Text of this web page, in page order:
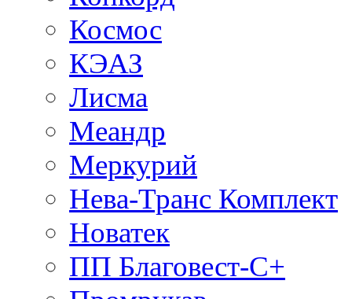
Космос
КЭАЗ
Лисма
Меандр
Меркурий
Нева-Транс Комплект
Новатек
ПП Благовест-С+